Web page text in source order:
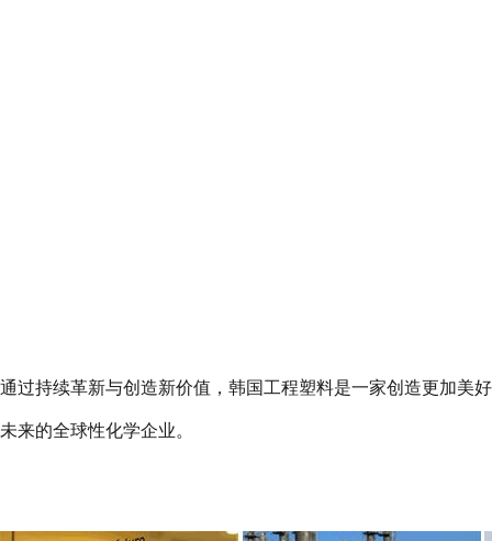
通过持续革新与创造新价值，韩国工程塑料是一家创造更加美好
未来的全球性化学企业。